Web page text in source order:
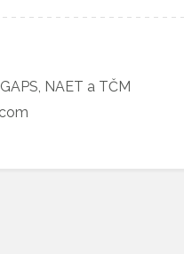
NAET a TČM